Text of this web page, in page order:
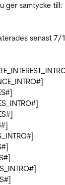
ger samtycke till:
senast